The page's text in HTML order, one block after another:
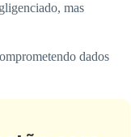
mas
dados